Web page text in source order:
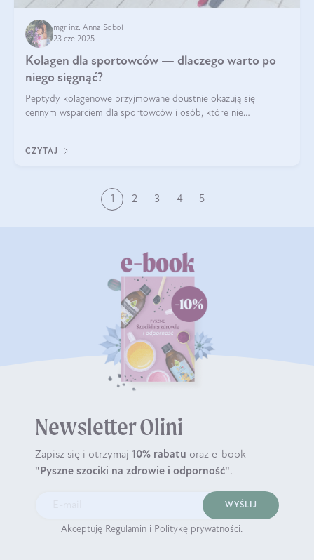
mgr inż. Anna Sobol
23 cze 2025
Kolagen dla sportowców — dlaczego warto po
niego sięgnąć?
Peptydy kolagenowe przyjmowane doustnie okazują się
cennym wsparciem dla sportowców i osób, które nie
CZYTAJ
1 2 3 4 5
Newsletter Olini
Zapisz się i otrzymaj 10% rabatu oraz e-book
"Pyszne szociki na zdrowie i odporność".
WYŚLIJ
Akceptuję Regulamin i Politykę prywatności.